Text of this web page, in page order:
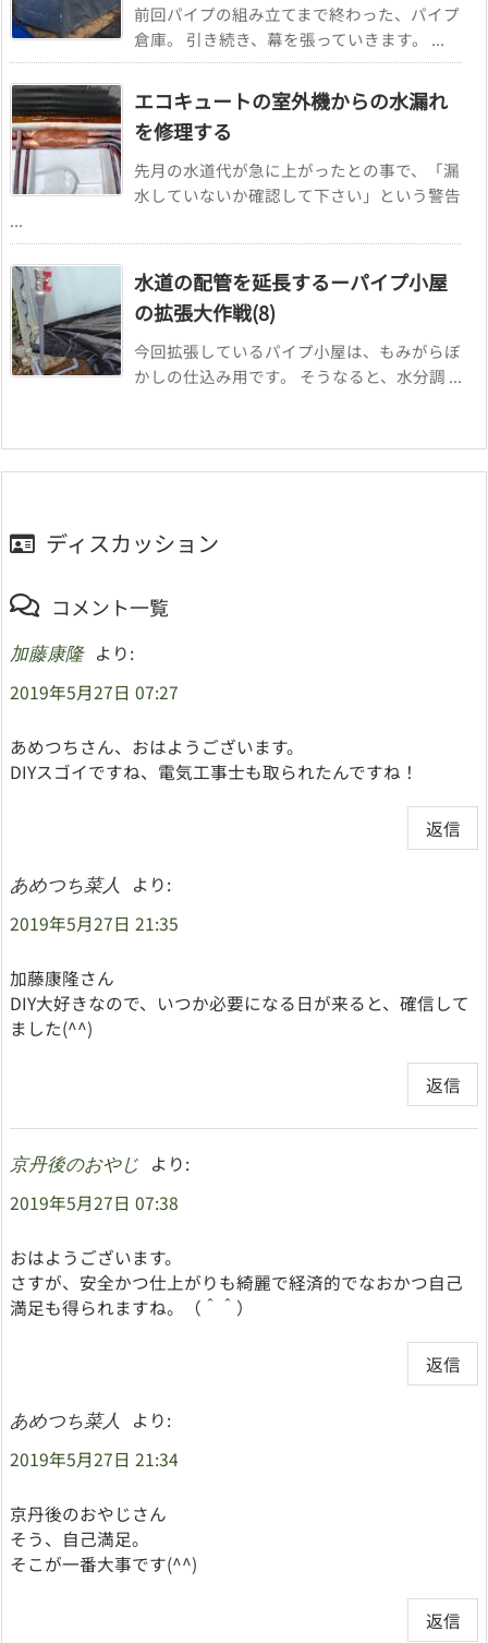
前回パイプの組み立てまで終わった、パイプ
倉庫。 引き続き、幕を張っていきます。 ...
エコキュートの室外機からの水漏れ
を修理する
先月の水道代が急に上がったとの事で、「漏
水していないか確認して下さい」という警告
...
水道の配管を延長するーパイプ小屋
の拡張大作戦(8)
今回拡張しているパイプ小屋は、もみがらぼ
かしの仕込み用です。 そうなると、水分調 ...
ディスカッション
コメント一覧
加藤康隆
より:
2019年5月27日 07:27
あめつちさん、おはようございます。
DIYスゴイですね、電気工事士も取られたんですね！
返信
あめつち菜人
より:
2019年5月27日 21:35
加藤康隆さん
DIY大好きなので、いつか必要になる日が来ると、確信して
ました(^^)
返信
京丹後のおやじ
より:
2019年5月27日 07:38
おはようございます。
さすが、安全かつ仕上がりも綺麗で経済的でなおかつ自己
満足も得られますね。（＾＾）
返信
あめつち菜人
より:
2019年5月27日 21:34
京丹後のおやじさん
そう、自己満足。
そこが一番大事です(^^)
返信